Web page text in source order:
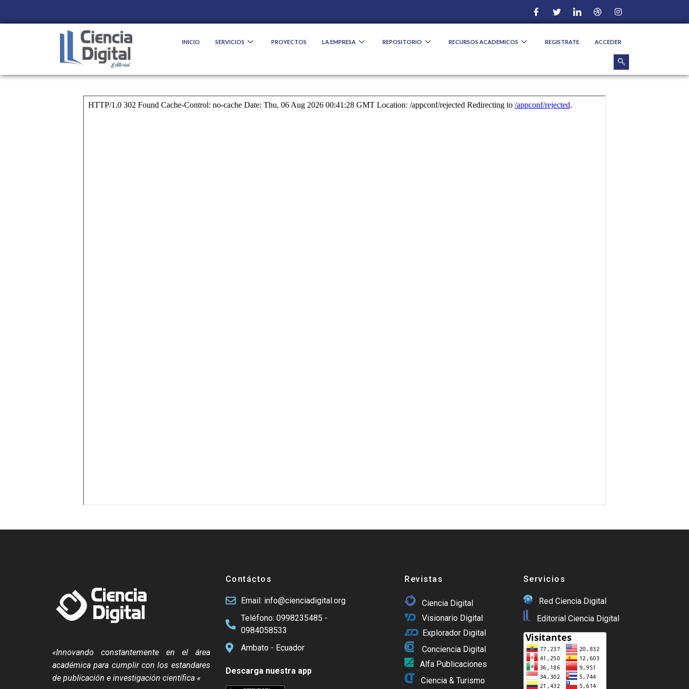
INICIO SERVICIOS PROYECTOS LA EMPRESA REPOSITORIO RECURSOS ACADEMICOS REGISTRATE ACCEDER
«Innovando constantemente en el área
académica para cumplir con los estandares
de publicación e investigación científica «
Contáctos
Email: info@cienciadigital.org
Teléfono: 0998235485 -
0984058533
Ambato - Ecuador
Descarga nuestra app
Revistas
Ciencia Digital
Visionario Digital
Explorador Digital
Conciencia Digital
Alfa Publicaciones
Ciencia & Turismo
Servicios
Red Ciencia Digital
Editorial Ciencia Digital